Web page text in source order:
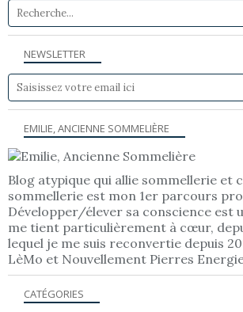
NEWSLETTER
EMILIE, ANCIENNE SOMMELIÈRE
Blog atypique qui allie sommellerie et
sommellerie est mon 1er parcours
Développer/élever sa conscience est
me tient particulièrement à cœur,
lequel je me suis reconvertie depuis
LèMo et Nouvellement Pierres
CATÉGORIES